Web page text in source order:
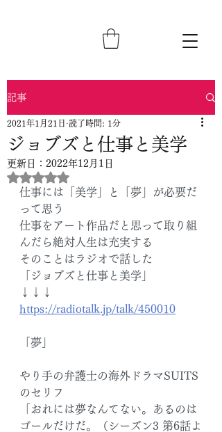
記事
ジョブズと仕事と美学
2021年1月21日 読了時間: 1分
更新日： 2022年12月1日
5つ星のうちNaNと評価されています。
仕事には「美学」と「夢」が必要だ
って思う
仕事をアート作品だと思って取り組
んだら絶対人生は充実する
そのことはラジオで話した
「ジョブズと仕事と美学」
↓↓↓
https://radiotalk.jp/talk/450010
「夢」
やり手の弁護士の海外ドラマSUITS
のセリフ
「おれには夢なんてない。あるのは
ゴールだけだ。（シーズン3 第6話よ